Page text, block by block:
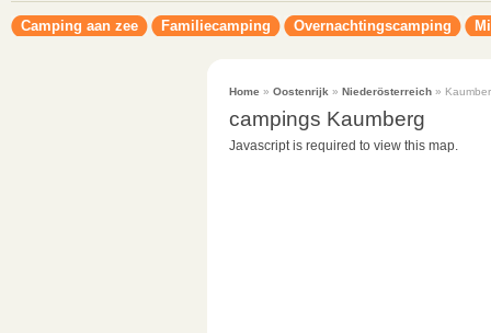
Camping aan zee Familiecamping Overnachtingscamping
Home » Oostenrijk » Niederösterreich»
campings Kaumberg
Javascript is required to view this map.